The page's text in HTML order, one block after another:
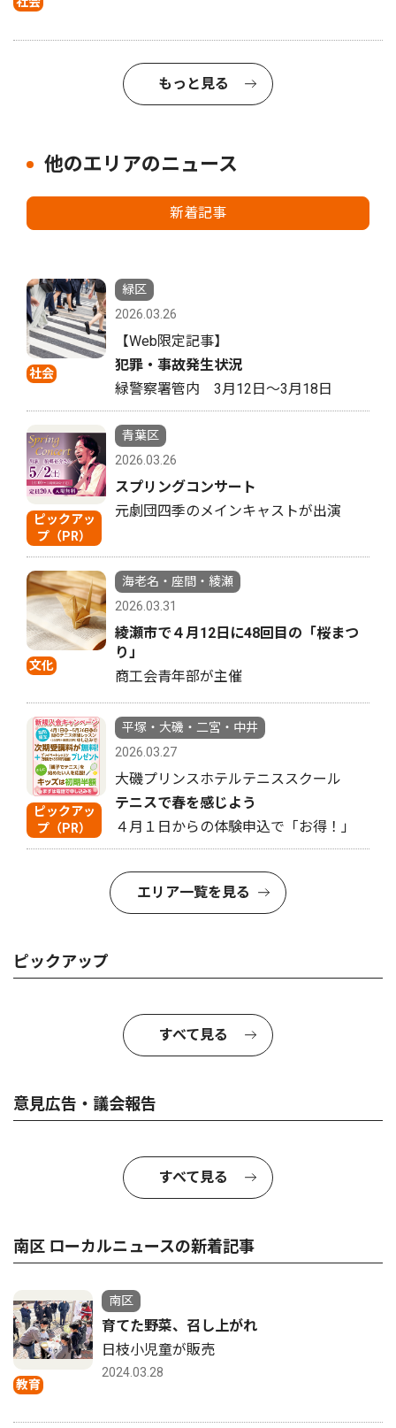
もっと見る
他のエリアのニュース
新着記事
社会
緑区
2026.03.26
【Web限定記事】
犯罪・事故発生状況
緑警察署管内 3月12日〜3月18日
ピックアッ
プ（PR）
青葉区
2026.03.26
スプリングコンサート
元劇団四季のメインキャストが出演
文化
海老名・座間・綾瀬
2026.03.31
綾瀬市で４月12日に48回目の「桜まつ
り」
商工会青年部が主催
ピックアッ
プ（PR）
平塚・大磯・二宮・中井
2026.03.27
大磯プリンスホテルテニススクール
テニスで春を感じよう
４月１日からの体験申込で「お得！」
エリア一覧を見る
ピックアップ
すべて見る
意見広告・議会報告
すべて見る
南区 ローカルニュースの新着記事
教育
南区
育てた野菜、召し上がれ
日枝小児童が販売
2024.03.28